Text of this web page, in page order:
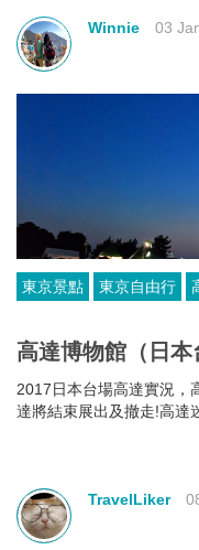
Winnie
03
東京景點 東京自由行
高達博物館（日
2017日本台場高達實況，
達將結束展出及撤走!高達
TravelLiker